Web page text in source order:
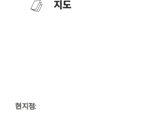
지도
Footer
현지점: